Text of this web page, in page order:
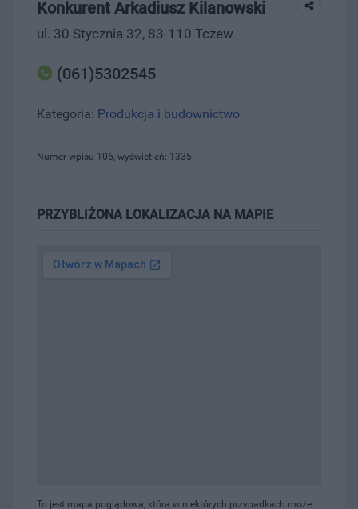
Konkurent Arkadiusz Kilanowski
ul. 30 Stycznia 32, 83-110 Tczew
(061)5302545
Kategoria: Produkcja i budownictwo
Numer wpisu 106, wyświetleń: 1335
PRZYBLIŻONA LOKALIZACJA NA MAPIE
To jest mapa poglądowa, która w niektórych przypadkach może